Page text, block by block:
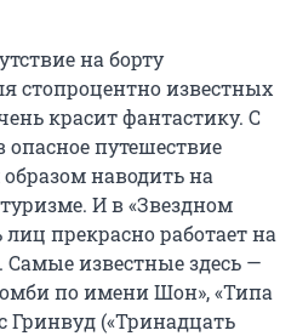
на борту
стопроцентно известных
красит фантастику. С
путешествие
наводить на
И в «Звездном
лиц прекрасно работает на
Самые известные здесь —
по имени Шон», «Типа
Гринвуд («Тринадцать